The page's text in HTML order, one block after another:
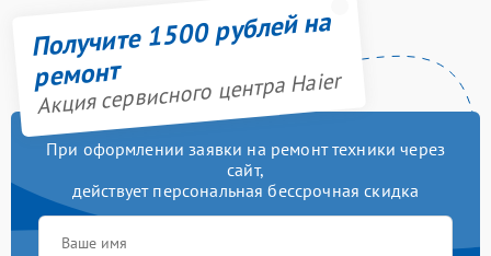
Получите 1500 рублей на
ремонт
Акция сервисного центра Haier
При оформлении заявки на ремонт техники через
сайт,
действует персональная бессрочная скидка